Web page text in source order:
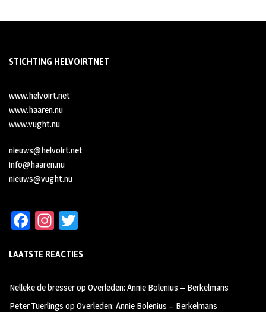
STICHTING HELVOIRTNET
www.helvoirt.net
www.haaren.nu
www.vught.nu
nieuws@helvoirt.net
info@haaren.nu
nieuws@vught.nu
Fa
b
oo
k
In
ag
m
tt
LAATSTE REACTIES
Nelleke de bresseropOverleden: Annie Bolenius – Berkelmans
Peter Tuerlings opOverleden: Annie Bolenius – Berkelmans